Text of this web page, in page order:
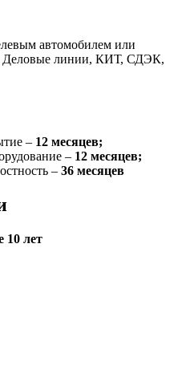
автомобилем или
Деловые линии, КИТ, СДЭК,
– 12 месяцев;
– 12 месяцев;
– 36 месяцев
10 лет